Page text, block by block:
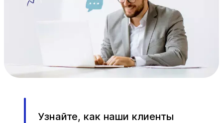
Узнайте, как наши клиенты